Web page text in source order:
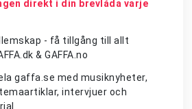
direkt i din brevlåda varje
- få tillgång till allt
& GAFFA.no
gaffa.se med musiknyheter,
intervjuer och